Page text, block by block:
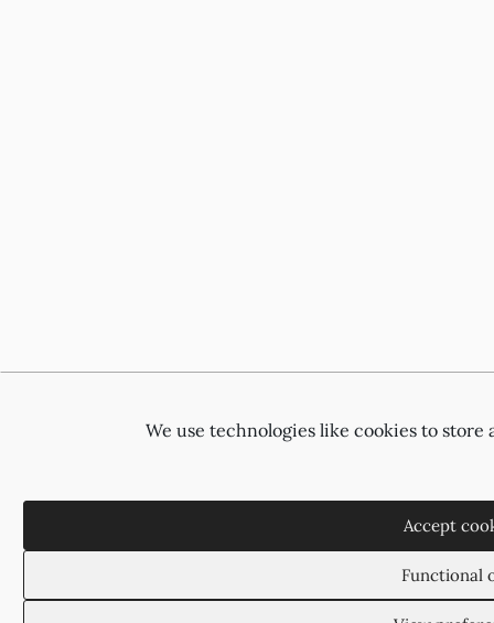
We use technologies like cookies to
Accept
Functional